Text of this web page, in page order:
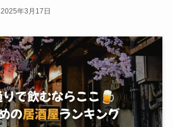
2025年3月17日